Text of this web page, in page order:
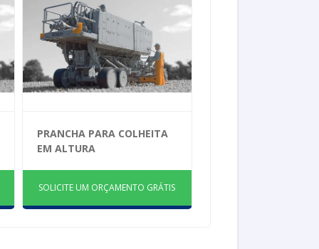
PRANCHA PARA COLHEITA
EM ALTURA
SOLICITE UM ORÇAMENTO GRÁTIS